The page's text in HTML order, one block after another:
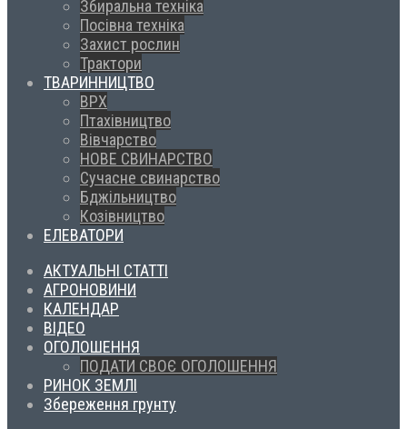
Збиральна техніка
Посівна техніка
Захист рослин
Трактори
ТВАРИННИЦТВО
ВРХ
Птахівництво
Вівчарство
НОВЕ СВИНАРСТВО
Сучасне свинарство
Бджільництво
Козівництво
ЕЛЕВАТОРИ
АКТУАЛЬНІ СТАТТІ
АГРОНОВИНИ
КАЛЕНДАР
ВІДЕО
ОГОЛОШЕННЯ
ПОДАТИ СВОЄ ОГОЛОШЕННЯ
РИНОК ЗЕМЛІ
Збереження грунту